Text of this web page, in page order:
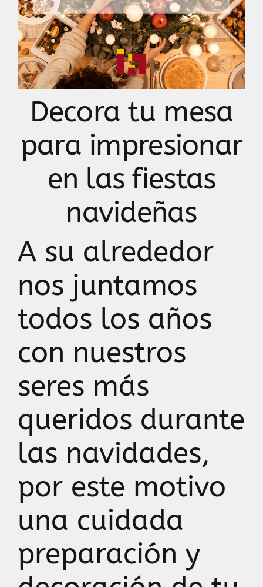
Contacto
Decora tu mesa
para impresionar
en las fiestas
navideñas
A su alrededor
nos juntamos
todos los años
con nuestros
seres más
queridos durante
las navidades,
por este motivo
una cuidada
preparación y